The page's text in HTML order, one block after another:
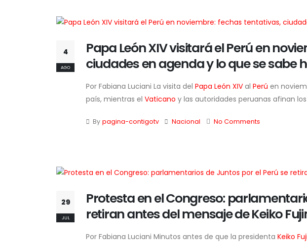
4
AGO
Papa León XIV visitará el Perú en
ciudades en agenda y lo que se sabe
Por Fabiana Luciani La visita del Papa León XIV al Perú en
país, mientras el Vaticano y las autoridades peruanas afinan
By pagina-contigotv Nacional No Comments
29
JUL
Protesta en el Congreso:
retiran antes del mensaje de Keiko
Por Fabiana Luciani Minutos antes de que la presidenta Keiko